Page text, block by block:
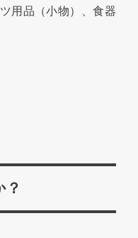
用品（小物）、食器
？